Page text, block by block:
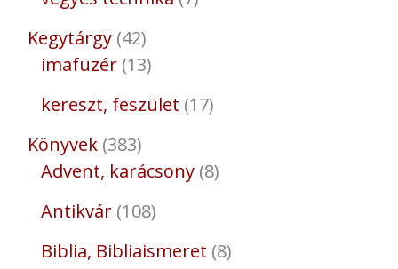
Kegytárgy 42
imafüzér 13
kereszt, feszület 17
Könyvek 383
Advent, karácsony 8
Antikvár 108
Biblia, Bibliaismeret 8